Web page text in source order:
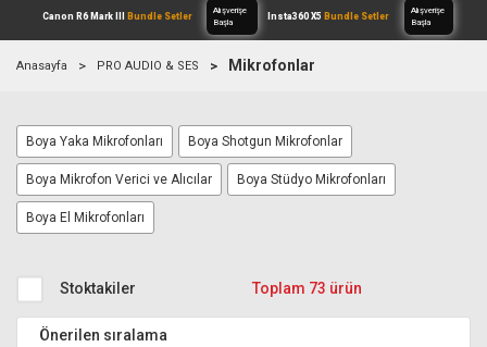
Canon R6 Mark IIIBundle Setler
Anasayfa PRO AUDIO & SES Mikrofonlar
Boya Yaka Mikrofonları Boya Shotgun Mikrofonlar
Boya Mikrofon Verici ve Alıcılar Boya Stüdyo Mikrofonları
Boya El Mikrofonları
Stoktakiler Toplam 73 ürün